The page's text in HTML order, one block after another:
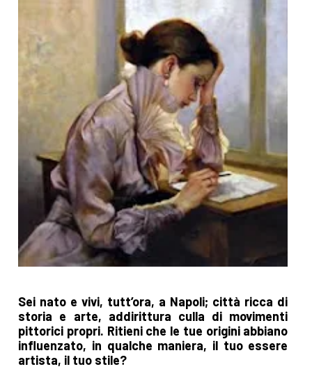
Sei nato e vivi, tutt’ora, a Napoli; città ricca di
storia e arte, addirittura culla di movimenti
pittorici propri. Ritieni che le tue origini abbiano
influenzato, in qualche maniera, il tuo essere
artista, il tuo stile?